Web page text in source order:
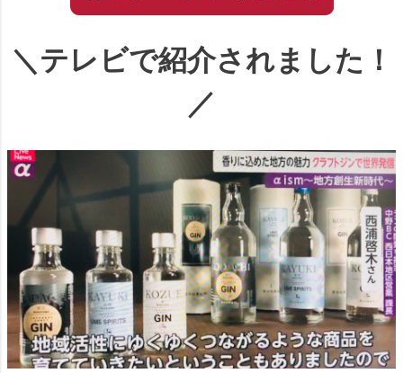
＼テレビで紹介されました！
／